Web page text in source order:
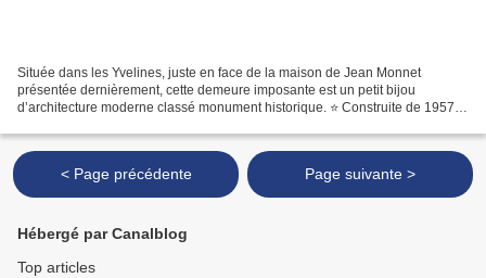
Située dans les Yvelines, juste en face de la maison de Jean Monnet
présentée dernièrement, cette demeure imposante est un petit bijou
d’architecture moderne classé monument historique. ⭐️ Construite de 1957 à
< Page précédente Page suivante >
Hébergé par Canalblog
Top articles